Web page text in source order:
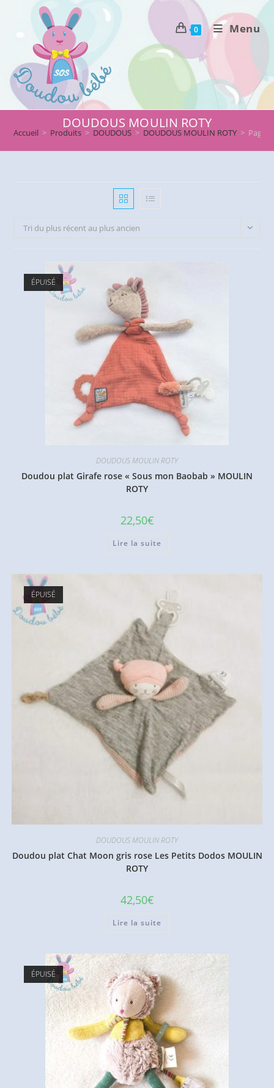
0 Menu
DOUDOUS MOULIN ROTY
Accueil > Produits > DOUDOUS > DOUDOUS MOULIN ROTY > Page 3
Tri du plus récent au plus ancien
ÉPUISÉ
DOUDOUS MOULIN ROTY
Doudou plat Girafe rose « Sous mon Baobab » MOULIN
ROTY
22,50€
Lire la suite
ÉPUISÉ
DOUDOUS MOULIN ROTY
Doudou plat Chat Moon gris rose Les Petits Dodos MOULIN
ROTY
42,50€
Lire la suite
ÉPUISÉ